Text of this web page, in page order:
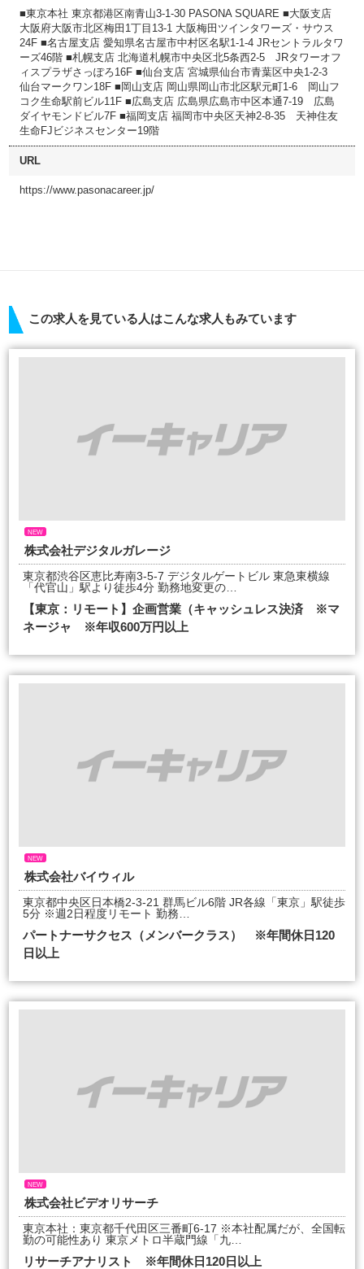
■東京本社 東京都港区南青山3-1-30 PASONA SQUARE ■大阪支店
大阪府大阪市北区梅田1丁目13-1 大阪梅田ツインタワーズ・サウス
24F ■名古屋支店 愛知県名古屋市中村区名駅1-1-4 JRセントラルタワ
ーズ46階 ■札幌支店 北海道札幌市中央区北5条西2-5 JRタワーオフ
ィスプラザさっぽろ16F ■仙台支店 宮城県仙台市青葉区中央1-2-3
仙台マークワン18F ■岡山支店 岡山県岡山市北区駅元町1-6 岡山フ
コク生命駅前ビル11F ■広島支店 広島県広島市中区本通7-19 広島
ダイヤモンドビル7F ■福岡支店 福岡市中央区天神2-8-35 天神住友
生命FJビジネスセンター19階
URL
https://www.pasonacareer.jp/
この求人を見ている人はこんな求人もみています
NEW
株式会社デジタルガレージ
東京都渋谷区恵比寿南3-5-7 デジタルゲートビル 東急東横線
「代官山」駅より徒歩4分 勤務地変更の…
【東京：リモート】企画営業（キャッシュレス決済 ※マ
ネージャ ※年収600万円以上
NEW
株式会社バイウィル
東京都中央区日本橋2-3-21 群馬ビル6階 JR各線「東京」駅徒歩
5分 ※週2日程度リモート 勤務…
パートナーサクセス（メンバークラス） ※年間休日120
日以上
NEW
株式会社ビデオリサーチ
東京本社：東京都千代田区三番町6-17 ※本社配属だが、全国転
勤の可能性あり 東京メトロ半蔵門線「九…
リサーチアナリスト ※年間休日120日以上